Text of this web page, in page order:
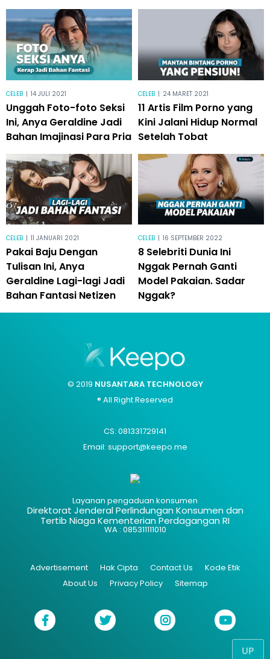
CELEB | 14 JULI 2021
Unggah Foto-foto Seksi
Ini, Anya Geraldine Jadi
Bahan Imajinasi Para Pria
CELEB | 24 MARET 2021
11 Artis Film Porno yang
Kini Jalani Hidup Normal
Setelah Tobat
CELEB | 11 JANUARI 2021
Pakai Baju Dengan
Tulisan Ini, Anya
Geraldine Lagi-lagi Jadi
Bahan Fantasi Netizen
CELEB | 16 SEPTEMBER 2022
8 Selebriti Dunia Ini
Nggak Pernah Ganti
Model Pakaian. Sadar
Nggak?
UP
© 2019 NUSANTARA TECHNOLOGY
® All Right Reserved
CS: 081331729141
Email: support@keepo.me
Layanan pengaduan konsumen
Direktorat Jenderal Perlindungan Konsumen dan
Tertib Niaga Kementerian Perdagangan RI
WA : 085311111010
Advertisement Hak Cipta Contact Us
Kode Etik
About Us
Privacy Policy Sitemap